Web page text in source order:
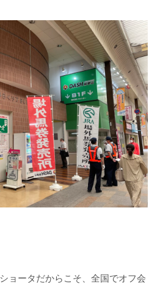
ョータだからこそ、全国でオフ会